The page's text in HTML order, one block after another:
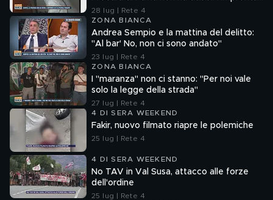
33 è la pistola fumante
28 lug | Rete 4
ZONA BIANCA
Andrea Sempio e la mattina del delitto:
"Al bar' No, non ci sono andato"
23 lug | Rete 4
ZONA BIANCA
I "maranza" non ci stanno: "Per noi vale
solo la legge della strada"
27 lug | Rete 4
4 DI SERA WEEKEND
Fakir, nuovo filmato riapre le polemiche
25 lug | Rete 4
4 DI SERA WEEKEND
No TAV in Val Susa, attacco alle forze
dell'ordine
25 lug | Rete 4